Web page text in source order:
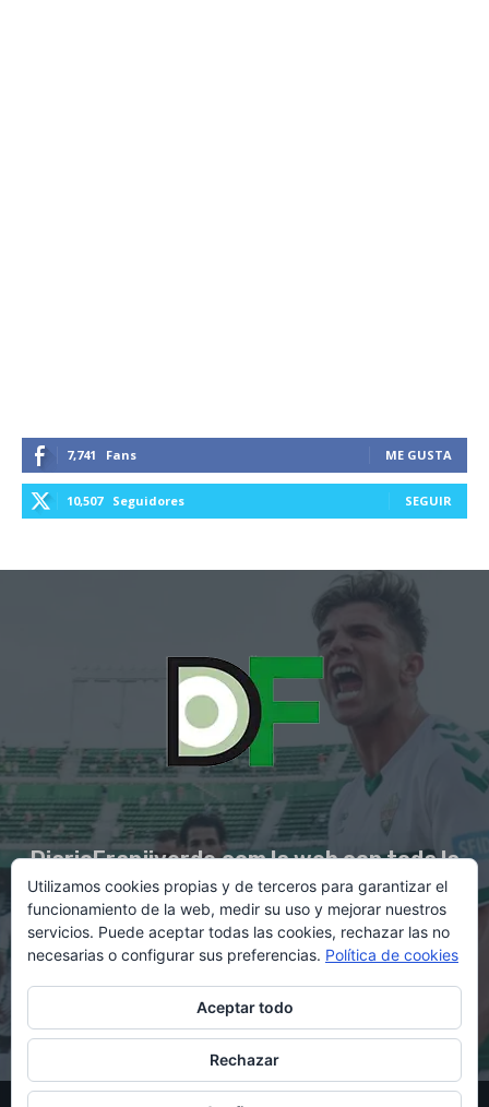
7,741 Fans ME GUSTA
10,507 Seguidores SEGUIR
DiarioFranjiverde.com la web con toda la
información del Elche C.F.
Contacto en:diario@franjiverde.com
© Copyright 2021 - Gestión y diseño por Rubén Maestre
Utilizamos cookies propias y de terceros para garantizar el
funcionamiento de la web, medir su uso y mejorar nuestros
servicios. Puede aceptar todas las cookies, rechazar las no
necesarias o configurar sus preferencias. Política de cookies
Aceptar todo
Rechazar